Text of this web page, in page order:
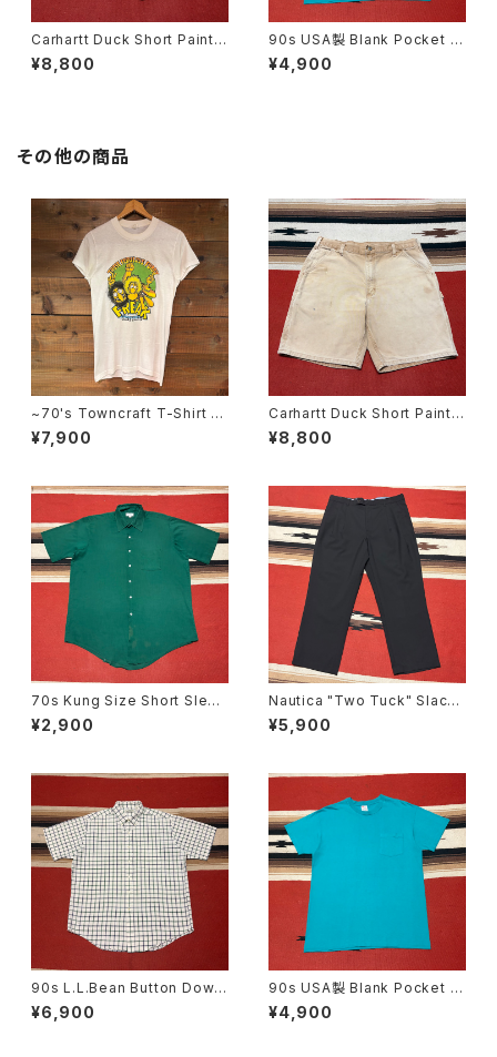
Carhartt Duck Short Painte
r W36
¥8,800
90s USA製 Blank Pocket T
-shirt size L
¥4,900
その他の商品
~70's Towncraft T-Shirt SI
ZE:38
¥7,900
Carhartt Duck Short Painte
r W36
¥8,800
70s Kung Size Short Sleev
e Shirt size 17
¥2,900
Nautica "Two Tuck" Slacks
W36
¥5,900
90s L.L.Bean Button Down
Short Sleeve Check Shirt s
ize L
¥6,900
90s USA製 Blank Pocket T
-shirt size L
¥4,900